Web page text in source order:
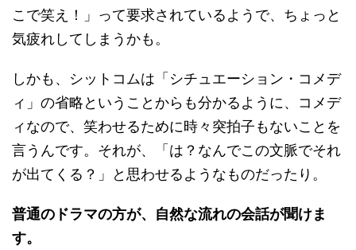
こで笑え！」って要求されているようで、ちょっと
気疲れしてしまうかも。
しかも、シットコムは「シチュエーション・コメデ
ィ」の省略ということからも分かるように、コメデ
ィなので、笑わせるために時々突拍子もないことを
言うんです。それが、「は？なんでこの文脈でそれ
が出てくる？」と思わせるようなものだったり。
普通のドラマの方が、自然な流れの会話が聞けま
す。